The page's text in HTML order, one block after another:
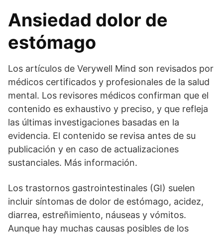
Ansiedad dolor de
estómago
Los artículos de Verywell Mind son revisados por
médicos certificados y profesionales de la salud
mental. Los revisores médicos confirman que el
contenido es exhaustivo y preciso, y que refleja
las últimas investigaciones basadas en la
evidencia. El contenido se revisa antes de su
publicación y en caso de actualizaciones
sustanciales. Más información.
Los trastornos gastrointestinales (GI) suelen
incluir síntomas de dolor de estómago, acidez,
diarrea, estreñimiento, náuseas y vómitos.
Aunque hay muchas causas posibles de los